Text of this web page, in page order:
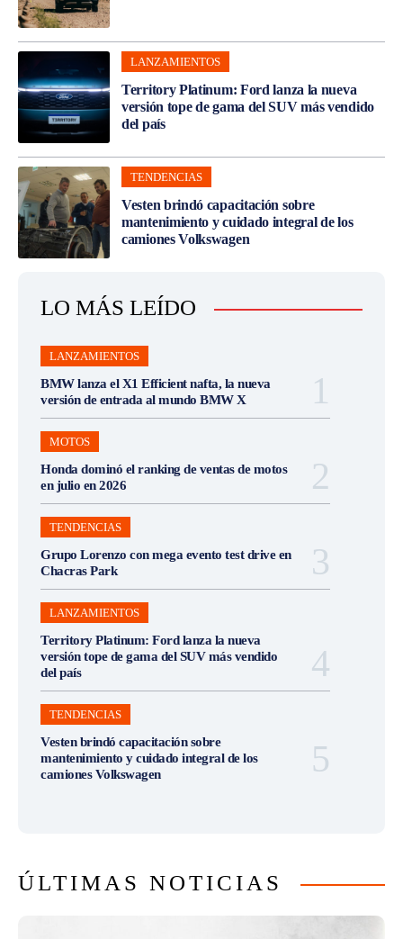
LANZAMIENTOS
Territory Platinum: Ford lanza la nueva
versión tope de gama del SUV más vendido
del país
TENDENCIAS
Vesten brindó capacitación sobre
mantenimiento y cuidado integral de los
camiones Volkswagen
LO MÁS LEÍDO
LANZAMIENTOS
BMW lanza el X1 Efficient nafta, la nueva
versión de entrada al mundo BMW X
MOTOS
Honda dominó el ranking de ventas de motos
en julio en 2026
TENDENCIAS
Grupo Lorenzo con mega evento test drive en
Chacras Park
LANZAMIENTOS
Territory Platinum: Ford lanza la nueva
versión tope de gama del SUV más vendido
del país
TENDENCIAS
Vesten brindó capacitación sobre
mantenimiento y cuidado integral de los
camiones Volkswagen
ÚLTIMAS NOTICIAS